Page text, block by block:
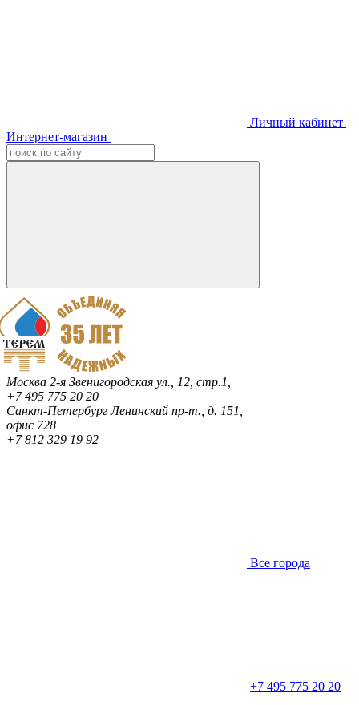
Личный кабинет
Интернет-магазин
Москва 2-я Звенигородская ул., 12, стр.1,
+7 495 775 20 20
Санкт-ПетербургЛенинский пр-т., д. 151,
офис 728
+7 812 329 19 92
Все города
+7 495 775 20 20